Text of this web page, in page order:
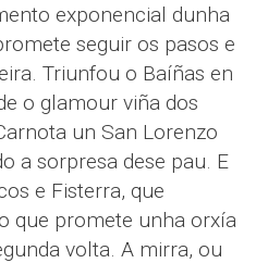
exponencial dunha
seguir os pasos e
Triunfou o Baíñas en
o glamour viña dos
un San Lorenzo
a sorpresa dese pau. E
e Fisterra, que
que promete unha orxía
volta. A mirra, ou